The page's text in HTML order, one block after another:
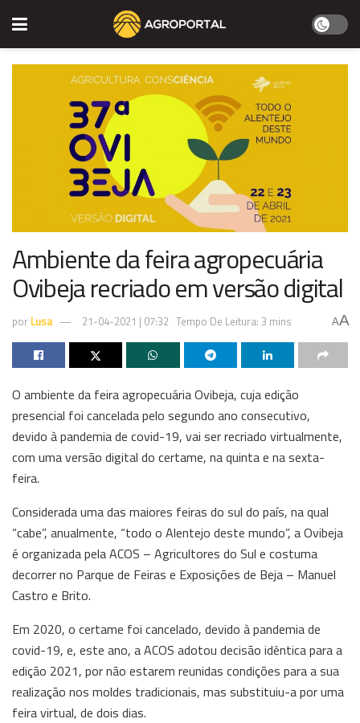
Ambiente da feira agropecuária
Ovibeja recriado em versão digital
por Lusa 21-04-2021 | 07:32 Tempo De Leitura: 3 mins AA
O ambiente da feira agropecuária Ovibeja, cuja edição
presencial foi cancelada pelo segundo ano consecutivo,
devido à pandemia de covid-19, vai ser recriado virtualmente,
com uma versão digital do certame, na quinta e na sexta-
feira.
Considerada uma das maiores feiras do sul do país, na qual
“cabe”, anualmente, “todo o Alentejo deste mundo”, a Ovibeja
é organizada pela ACOS – Agricultores do Sul e costuma
decorrer no Parque de Feiras e Exposições de Beja – Manuel
Castro e Brito.
Em 2020, o certame foi cancelado, devido à pandemia de
covid-19, e, este ano, a ACOS adotou decisão idêntica para a
edição 2021, por não estarem reunidas condições para a sua
realização nos moldes tradicionais, mas substituiu-a por uma
feira virtual, de dois dias.